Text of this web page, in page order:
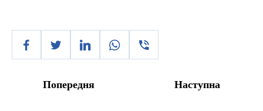
Попередня Наступна